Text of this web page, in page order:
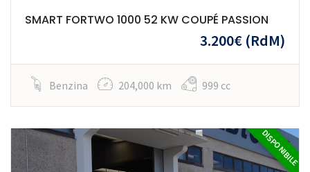
SMART FORTWO 1000 52 KW COUPÉ PASSION
3.200€ (RdM)
Benzina 204,000 km 999 cc
DISPONIBILE